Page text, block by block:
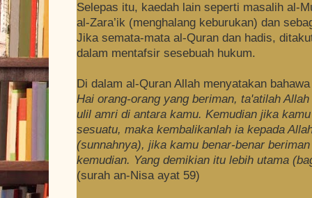
Selepas itu, kaedah lain seperti masalih al-
al-Zara’ik (menghalang keburukan) dan
Jika semata-mata al-Quran dan hadis,
dalam mentafsir sesebuah hukum.
Di dalam al-Quran Allah menyatakan
Hai orang-orang yang beriman, ta'atilah
ulil amri di antara kamu. Kemudian jika
sesuatu, maka kembalikanlah ia kepada
(sunnahnya), jika kamu benar-benar
kemudian. Yang demikian itu lebih utama
(surah an-Nisa ayat 59)